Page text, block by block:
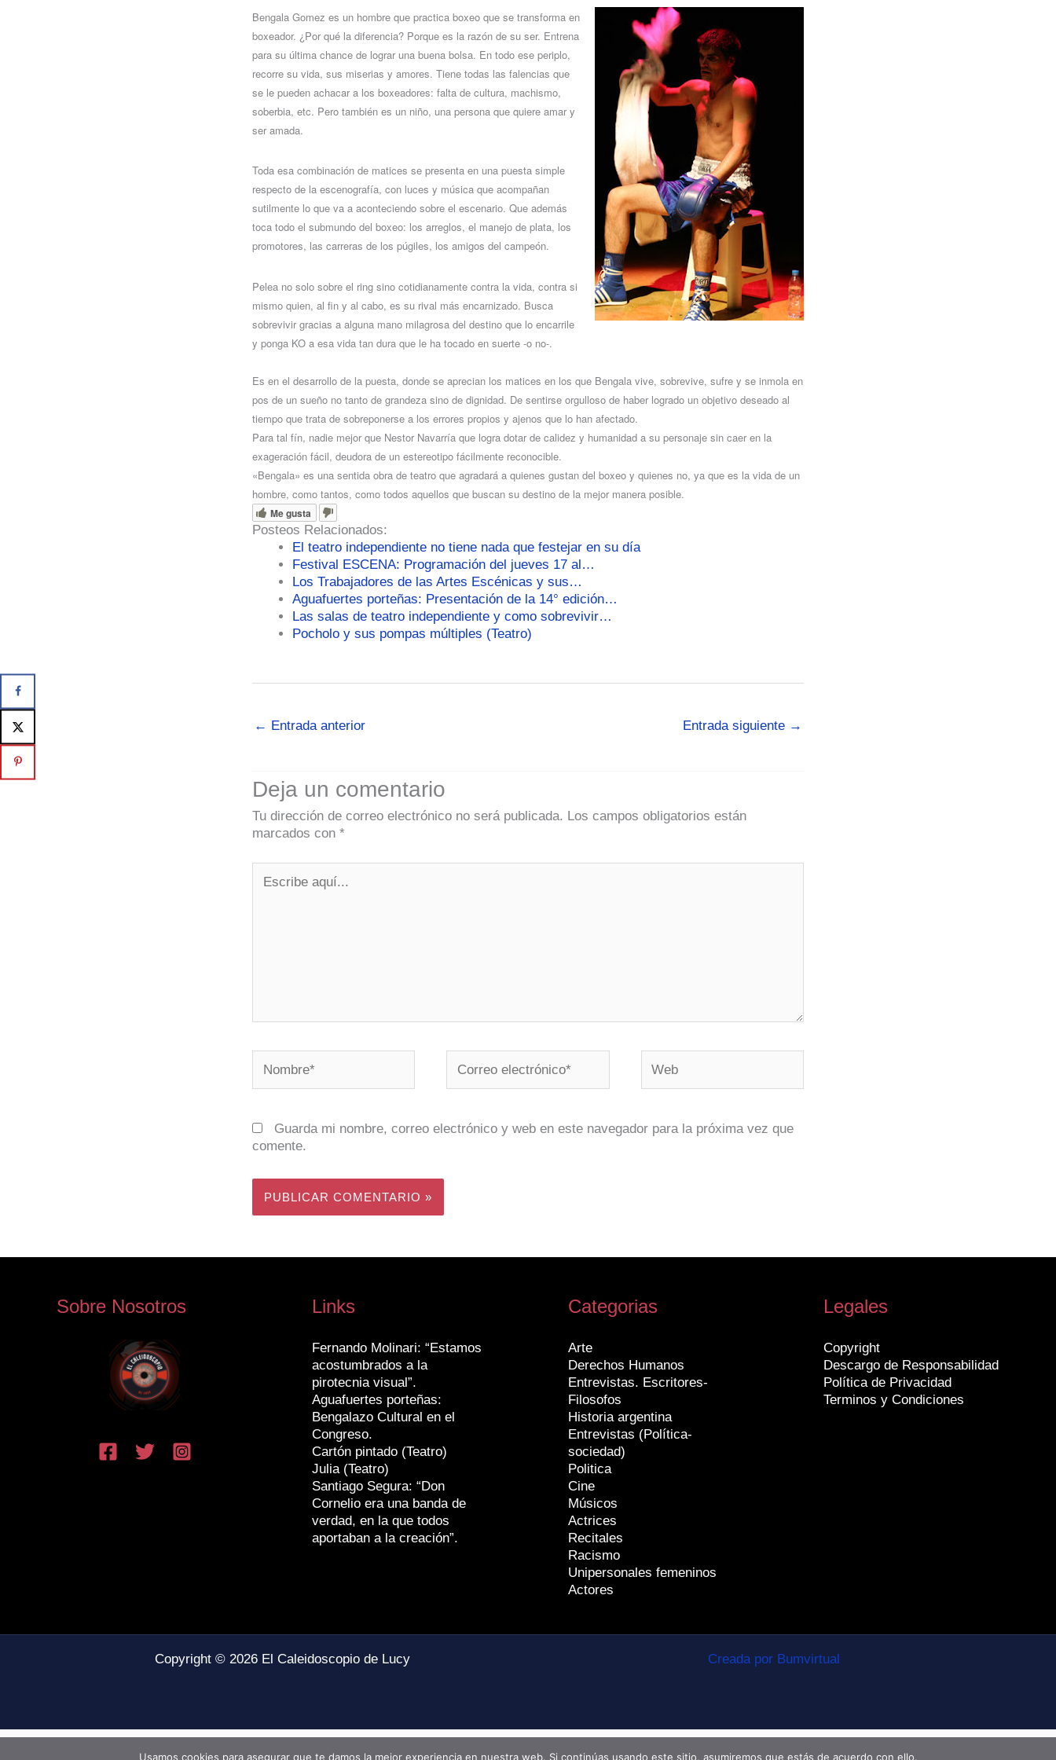
Bengala Gomez es un hombre que practica boxeo que se transforma en
boxeador. ¿Por qué la diferencia? Porque es la razón de su ser. Entrena
para su última chance de lograr una buena bolsa. En todo ese periplo,
recorre su vida, sus miserias y amores. Tiene todas las falencias que
se le pueden achacar a los boxeadores: falta de cultura, machismo,
soberbia, etc. Pero también es un niño, una persona que quiere amar y
ser amada.
Toda esa combinación de matices se presenta en una puesta simple
respecto de la escenografía, con luces y música que acompañan
sutilmente lo que va a aconteciendo sobre el escenario. Que además
toca todo el submundo del boxeo: los arreglos, el manejo de plata, los
promotores, las carreras de los púgiles, los amigos del campeón.
Pelea no solo sobre el ring sino cotidianamente contra la vida, contra si
mismo quien, al fin y al cabo, es su rival más encarnizado. Busca
sobrevivir gracias a alguna mano milagrosa del destino que lo encarrile
y ponga KO a esa vida tan dura que le ha tocado en suerte -o no-.
Es en el desarrollo de la puesta, donde se aprecian los matices en los que Bengala vive, sobrevive, sufre y se inmola en
pos de un sueño no tanto de grandeza sino de dignidad. De sentirse orgulloso de haber logrado un objetivo deseado al
tiempo que trata de sobreponerse a los errores propios y ajenos que lo han afectado.
Para tal fín, nadie mejor que Nestor Navarría que logra dotar de calidez y humanidad a su personaje sin caer en la
exageración fácil, deudora de un estereotipo fácilmente reconocible.
«Bengala» es una sentida obra de teatro que agradará a quienes gustan del boxeo y quienes no, ya que es la vida de un
hombre, como tantos, como todos aquellos que buscan su destino de la mejor manera posible.
Me gusta
Posteos Relacionados:
El teatro independiente no tiene nada que festejar en su día
Festival ESCENA: Programación del jueves 17 al…
Los Trabajadores de las Artes Escénicas y sus…
Aguafuertes porteñas: Presentación de la 14° edición…
Las salas de teatro independiente y como sobrevivir…
Pocholo y sus pompas múltiples (Teatro)
← Entrada anterior Entrada siguiente →
Deja un comentario
Tu dirección de correo electrónico no será publicada. Los campos obligatorios están
marcados con *
aquí...
electrónico*
Guarda mi nombre, correo electrónico y web en este navegador para la próxima vez que
comente.
Sobre Nosotros Links
Fernando Molinari: “Estamos
acostumbrados a la
pirotecnia visual”.
Aguafuertes porteñas:
Bengalazo Cultural en el
Congreso.
Cartón pintado (Teatro)
Julia (Teatro)
Santiago Segura: “Don
Cornelio era una banda de
verdad, en la que todos
aportaban a la creación”.
Categorias
Arte
Derechos Humanos
Entrevistas. Escritores-
Filosofos
Historia argentina
Entrevistas (Política-
sociedad)
Politica
Cine
Músicos
Actrices
Recitales
Racismo
Unipersonales femeninos
Actores
Legales
Copyright
Descargo de Responsabilidad
Política de Privacidad
Terminos y Condiciones
Copyright © 2026 El Caleidoscopio de Lucy Creada por Bumvirtual
Usamos cookies para asegurar que te damos la mejor experiencia en nuestra web. Si continúas usando este sitio, asumiremos que estás de acuerdo con ello.